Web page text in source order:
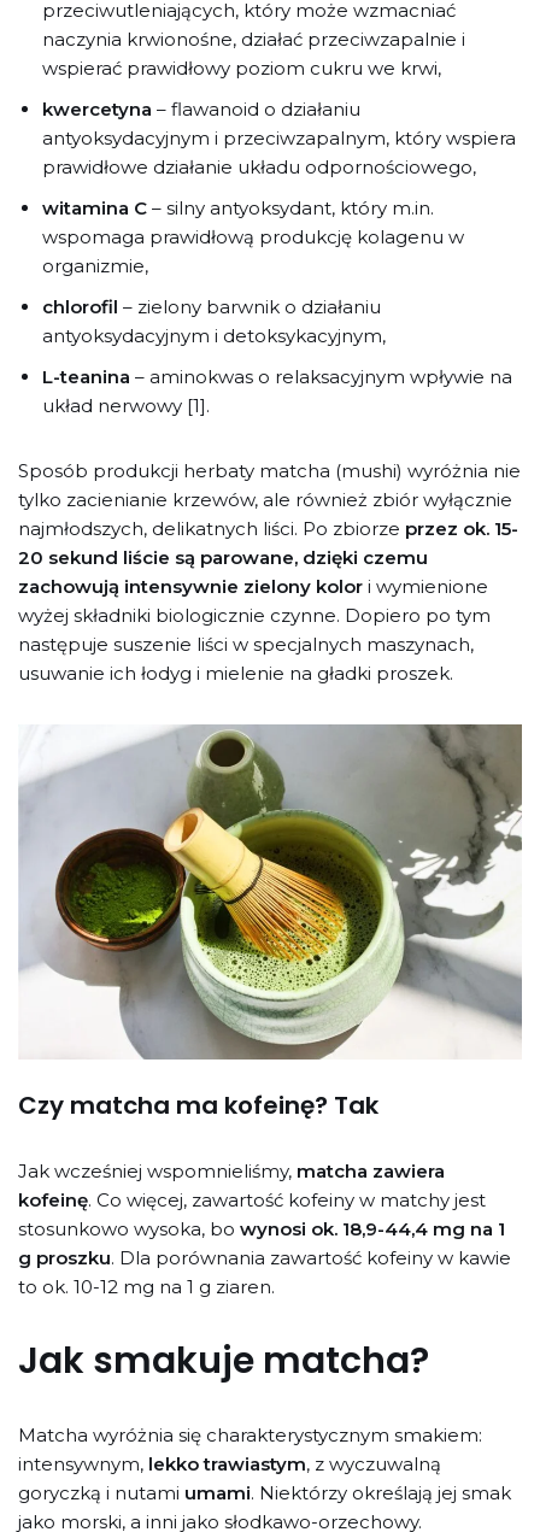
przeciwutleniających, który może wzmacniać
naczynia krwionośne, działać przeciwzapalnie i
wspierać prawidłowy poziom cukru we krwi,
kwercetyna – flawanoid o działaniu
antyoksydacyjnym i przeciwzapalnym, który wspiera
prawidłowe działanie układu odpornościowego,
witamina C – silny antyoksydant, który m.in.
wspomaga prawidłową produkcję kolagenu w
organizmie,
chlorofil – zielony barwnik o działaniu
antyoksydacyjnym i detoksykacyjnym,
L-teanina – aminokwas o relaksacyjnym wpływie na
układ nerwowy [1].
Sposób produkcji herbaty matcha (mushi) wyróżnia nie
tylko zacienianie krzewów, ale również zbiór wyłącznie
najmłodszych, delikatnych liści. Po zbiorze przez ok. 15-
20 sekund liście są parowane, dzięki czemu
zachowują intensywnie zielony kolor i wymienione
wyżej składniki biologicznie czynne. Dopiero po tym
następuje suszenie liści w specjalnych maszynach,
usuwanie ich łodyg i mielenie na gładki proszek.
Czy matcha ma kofeinę? Tak
Jak wcześniej wspomnieliśmy, matcha zawiera
kofeinę. Co więcej, zawartość kofeiny w matchy jest
stosunkowo wysoka, bo wynosi ok. 18,9-44,4 mg na 1
g proszku. Dla porównania zawartość kofeiny w kawie
to ok. 10-12 mg na 1 g ziaren.
Jak smakuje matcha?
Matcha wyróżnia się charakterystycznym smakiem:
intensywnym, lekko trawiastym, z wyczuwalną
goryczką i nutami umami. Niektórzy określają jej smak
jako morski, a inni jako słodkawo-orzechowy.